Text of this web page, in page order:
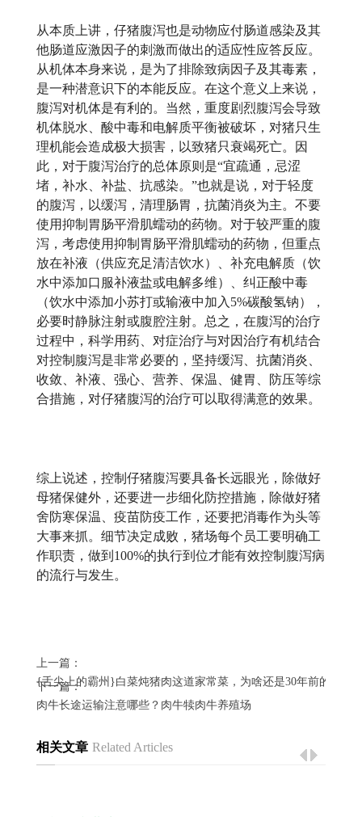
从本质上讲，仔猪腹泻也是动物应付肠道感染及其
他肠道应激因子的刺激而做出的适应性应答反应。
从机体本身来说，是为了排除致病因子及其毒素，
是一种潜意识下的本能反应。在这个意义上来说，
腹泻对机体是有利的。当然，重度剧烈腹泻会导致
机体脱水、酸中毒和电解质平衡被破坏，对猪只生
理机能会造成极大损害，以致猪只衰竭死亡。因
此，对于腹泻治疗的总体原则是“宜疏通，忌涩
堵，补水、补盐、抗感染。”也就是说，对于轻度
的腹泻，以缓泻，清理肠胃，抗菌消炎为主。不要
使用抑制胃肠平滑肌蠕动的药物。对于较严重的腹
泻，考虑使用抑制胃肠平滑肌蠕动的药物，但重点
放在补液（供应充足清洁饮水）、补充电解质（饮
水中添加口服补液盐或电解多维）、纠正酸中毒
（饮水中添加小苏打或输液中加入5%碳酸氢钠），
必要时静脉注射或腹腔注射。总之，在腹泻的治疗
过程中，科学用药、对症治疗与对因治疗有机结合
对控制腹泻是非常必要的，坚持缓泻、抗菌消炎、
收敛、补液、强心、营养、保温、健胃、防压等综
合措施，对仔猪腹泻的治疗可以取得满意的效果。
综上说述，控制仔猪腹泻要具备长远眼光，除做好
母猪保健外，还要进一步细化防控措施，除做好猪
舍防寒保温、疫苗防疫工作，还要把消毒作为头等
大事来抓。细节决定成败，猪场每个员工要明确工
作职责，做到100%的执行到位才能有效控制腹泻病
的流行与发生。
上一篇：
{舌尖上的霸州}白菜炖猪肉这道家常菜，为啥还是30年前的好吃
下一篇：
肉牛长途运输注意哪些？肉牛犊肉牛养殖场
相关文章 Related Articles